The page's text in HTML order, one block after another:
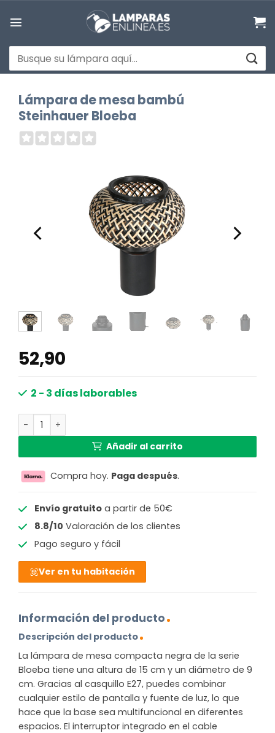
Buscar
por:
Lámpara de mesa bambú
Steinhauer Bloeba
52,90
2 - 3 días laborables
Lámpara de mesa bambú Steinhauer Bloeba cantidad
Añadir al carrito
Compra hoy. Paga después.
Envío gratuitoa partir de 50€
8.8/10 Valoración de los clientes
Pago seguro y fácil
Ver en tu habitación
Información del producto
Descripción del producto
La lámpara de mesa compacta negra de la serie
Bloeba tiene una altura de 15 cm y un diámetro de 9
cm. Gracias al casquillo E27, puedes combinar
cualquier estilo de pantalla y fuente de luz, lo que
hace que la base sea multifuncional en diferentes
espacios. El interruptor integrado en el cable